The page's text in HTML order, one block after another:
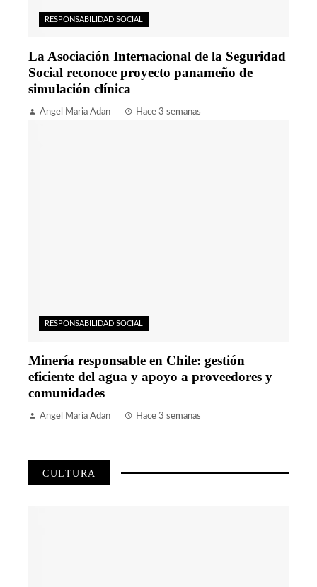
RESPONSABILIDAD SOCIAL
La Asociación Internacional de la Seguridad
Social reconoce proyecto panameño de
simulación clínica
Angel Maria Adan Hace 3 semanas
RESPONSABILIDAD SOCIAL
Minería responsable en Chile: gestión
eficiente del agua y apoyo a proveedores y
comunidades
Angel Maria Adan Hace 3 semanas
CULTURA